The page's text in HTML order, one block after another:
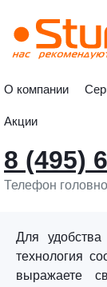
О компании
Акции
8 (495)
Телефон
Для удобства
технология
выражаете